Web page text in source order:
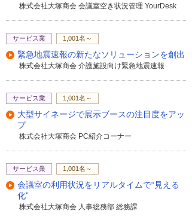
株式会社大塚商会 会議室空き状況管理 YourDesk
サービス業 1,001名～
緊急地震速報の新たなソリューションを創出
株式会社大塚商会 介護施設向け緊急地震速報
サービス業 1,001名～
大型サイネージで展示ブースの注目度をアッ
プ
株式会社大塚商会 PC紹介コーナー
サービス業 1,001名～
会議室の利用状況をリアルタイムで“見える
化”
株式会社大塚商会 人事総務部 総務課